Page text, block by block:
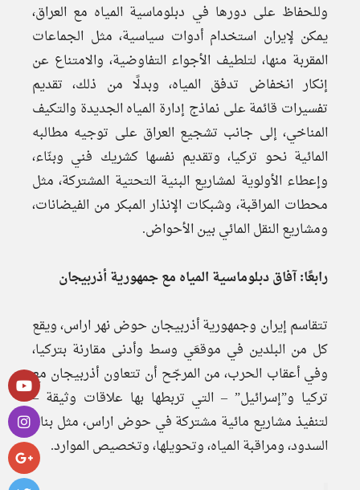
وللحفاظ على دورها في دبلوماسية المياه مع العراق،
يمكن لإيران استخدام أدوات سياسية، مثل الجماعات
المقربة منها، لتلطيف الأجواء التفاوضية، والامتناع عن
إنكار انخفاض تدفق المياه، وبدلًا من ذلك، تقديم
تفسيرات قائمة على نماذج إدارة المياه الجديدة والتكيف
المناخي، إلى جانب تشجيع العراق على توجيه مطالبه
المائية نحو تركيا، وتقديم نفسها كشريك فني وبنّاء،
وإعطاء الأولوية لمشاريع البنية التحتية المشتركة، مثل
محطات المراقبة، وشبكات الإنذار المبكر من الفيضانات،
ومشاريع النقل المائي بين الأحواض.
رابعًا: آفاق دبلوماسية المياه مع جمهورية أذربيجان
تتقاسم إيران وجمهورية أذربيجان حوض نهر اراس، ويقع
كل من البلدين في موقعَي وسط وأدنى مقارنة بتركيا،
وفي أعقاب الحرب، من المرجّح أن تتعاون أذربيجان مع
تركيا و”إسرائيل” – التي تربطها بها علاقات وثيقة –
لتنفيذ مشاريع مائية مشتركة في حوض اراس، مثل بناء
السدود، ومراقبة المياه، وتحويلها، وتخصيص الموارد.